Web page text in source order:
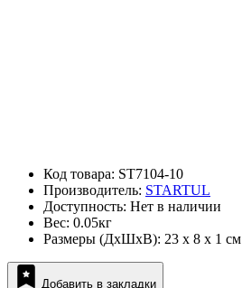
Код товара: ST7104-10
Производитель: STARTUL
Доступность: Нет в наличии
Вес: 0.05кг
Размеры (ДxШxВ): 23 x 8 x 1 см
Добавить в закладки